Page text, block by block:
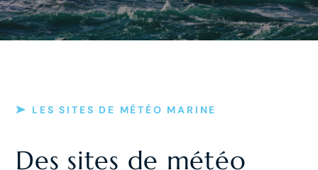
LES SITES DE MÉTÉO MARINE
Des sites de météo